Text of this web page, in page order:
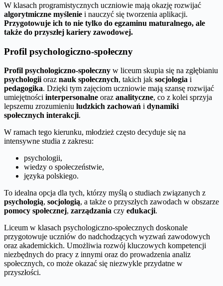
W klasach programistycznych uczniowie mają okazję rozwijać
algorytmiczne myślenie i nauczyć się tworzenia aplikacji.
Przygotowuje ich to nie tylko do egzaminu maturalnego, ale
także do przyszłej kariery zawodowej.
Profil psychologiczno-społeczny
Profil psychologiczno-społeczny w liceum skupia się na zgłębianiu
psychologii oraz nauk społecznych, takich jak socjologia i
pedagogika. Dzięki tym zajęciom uczniowie mają szansę rozwijać
umiejętności interpersonalne oraz analityczne, co z kolei sprzyja
lepszemu zrozumieniu ludzkich zachowań i dynamiki
społecznych interakcji.
W ramach tego kierunku, młodzież często decyduje się na
intensywne studia z zakresu:
psychologii,
wiedzy o społeczeństwie,
języka polskiego.
To idealna opcja dla tych, którzy myślą o studiach związanych z
psychologią, socjologią, a także o przyszłych zawodach w obszarze
pomocy społecznej, zarządzania czy edukacji.
Liceum w klasach psychologiczno-społecznych doskonale
przygotowuje uczniów do nadchodzących wyzwań zawodowych
oraz akademickich. Umożliwia rozwój kluczowych kompetencji
niezbędnych do pracy z innymi oraz do prowadzenia analiz
społecznych, co może okazać się niezwykle przydatne w
przyszłości.